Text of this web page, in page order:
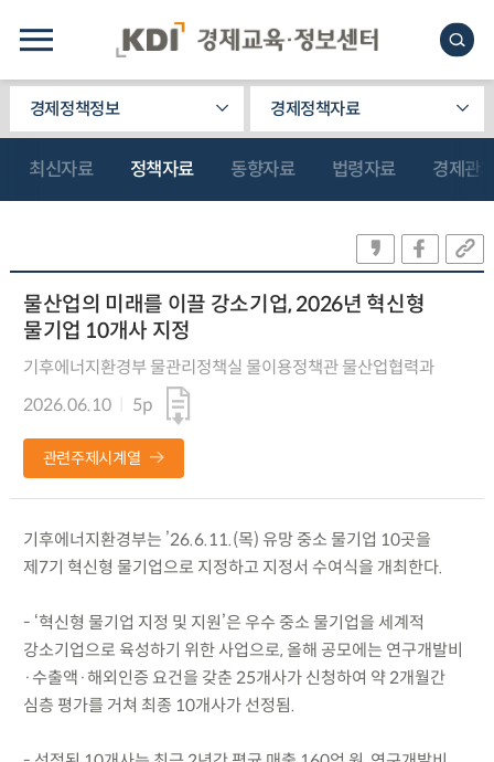
경제정책정보 경제정책자료
최신자료 정책자료 동향자료 법령자료 경제관
물산업의 미래를 이끌 강소기업, 2026년 혁신형
물기업 10개사 지정
기후에너지환경부 물관리정책실 물이용정책관 물산업협력과
2026.06.10
5p
관련주제시계열
기후에너지환경부는 ’26.6.11.(목) 유망 중소 물기업 10곳을
제7기 혁신형 물기업으로 지정하고 지정서 수여식을 개최한다.
- ‘혁신형 물기업 지정 및 지원’은 우수 중소 물기업을 세계적
강소기업으로 육성하기 위한 사업으로, 올해 공모에는 연구개발비
·수출액·해외인증 요건을 갖춘 25개사가 신청하여 약 2개월간
심층 평가를 거쳐 최종 10개사가 선정됨.